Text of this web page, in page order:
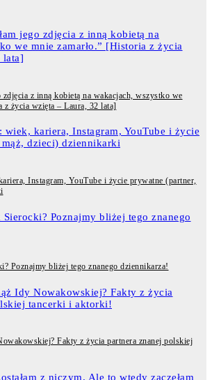
zdjęcia z inną kobietą na wakacjach, wszystko we
z życia wzięta – Laura, 32 lata]
Instagram, YouTube i życie prywatne (partner,
Poznajmy bliżej tego znanego dziennikarza!
Fakty z życia partnera znanej polskiej